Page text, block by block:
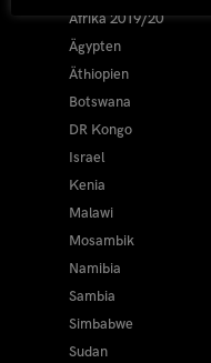
Afrika 2019/20
Ägypten
Äthiopien
Botswana
DR Kongo
Israel
Kenia
Malawi
Mosambik
Namibia
Sambia
Simbabwe
Sudan